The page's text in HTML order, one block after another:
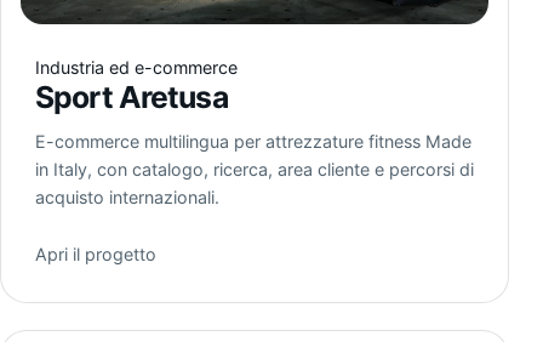
Industria ed e-commerce
Sport Aretusa
E-commerce multilingua per attrezzature fitness Made
in Italy, con catalogo, ricerca, area cliente e percorsi di
acquisto internazionali.
Apri il progetto